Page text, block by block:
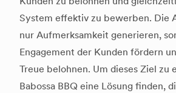
System effektiv zu bewerben. Die
nur Aufmerksamkeit generieren,
Engagement der Kunden fördern
Treue belohnen. Um dieses Ziel zu
Babossa BBQ eine Lösung finden,